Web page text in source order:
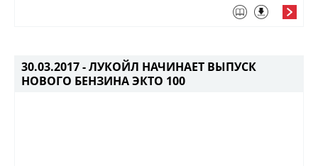
30.03.2017 -ЛУКОЙЛ НАЧИНАЕТ ВЫПУСК
НОВОГО БЕНЗИНА ЭКТО 100